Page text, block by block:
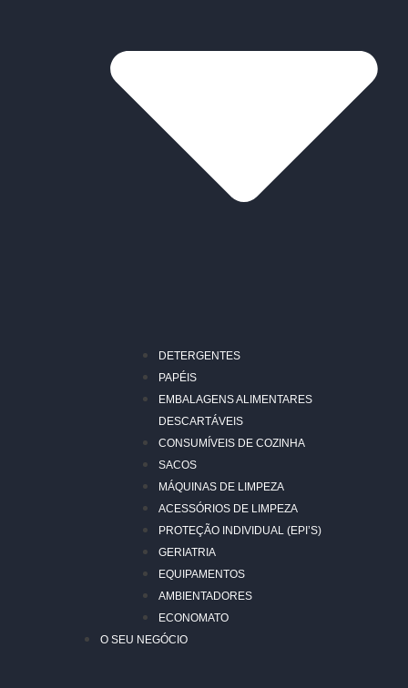
DETERGENTES
PAPÉIS
EMBALAGENS ALIMENTARES
DESCARTÁVEIS
CONSUMÍVEIS DE COZINHA
SACOS
MÁQUINAS DE LIMPEZA
ACESSÓRIOS DE LIMPEZA
PROTEÇÃO INDIVIDUAL (EPI’S)
GERIATRIA
EQUIPAMENTOS
AMBIENTADORES
ECONOMATO
O SEU NEGÓCIO